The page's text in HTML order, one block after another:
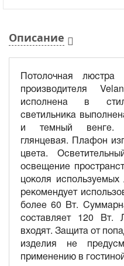
Описание
Потолочная люстра
производителя
исполнена в
светильника
и темный венге.
глянцевая. Плафон
цвета.
освещение
цоколя
рекомендует
более 60 Вт.
составляет 120 Вт.
входят. Защита от
изделия не
применению в